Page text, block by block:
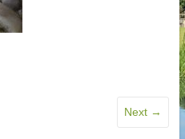
Next →